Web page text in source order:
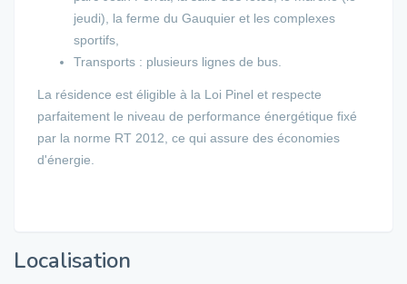
jeudi), la ferme du Gauquier et les complexes
sportifs,
Transports : plusieurs lignes de bus.
La résidence est éligible à la Loi Pinel et respecte
parfaitement le niveau de performance énergétique fixé
par la norme RT 2012, ce qui assure des économies
d'énergie.
Localisation